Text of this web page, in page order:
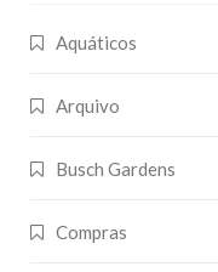
Aquáticos
Arquivo
Busch Gardens
Compras